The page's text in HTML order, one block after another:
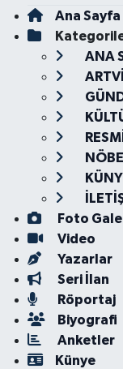
Ana Sayfa
ANA
Foto
Video
Yazarlar
Seri İlan
Röportaj
Biyografi
Anketler
Künye